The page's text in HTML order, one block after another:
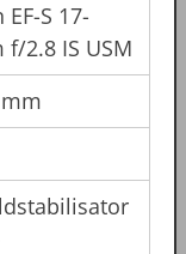
EF-S 17-
f/2.8 IS USM